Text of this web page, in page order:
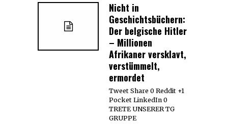
Nicht in
Geschichtsbüchern:
Der belgische Hitler
– Millionen
Afrikaner versklavt,
verstümmelt,
ermordet
Tweet Share 0 Reddit +1
Pocket LinkedIn 0
TRETE UNSERER TG
GRUPPE